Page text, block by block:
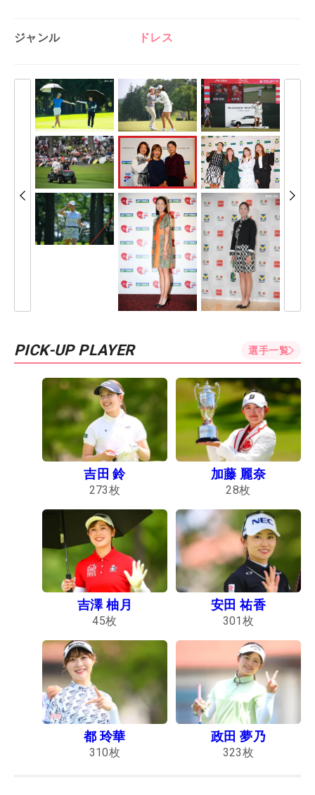
ジャンル ドレス
PICK-UP PLAYER 選手一覧
吉田 鈴
273枚
加藤 麗奈
28枚
吉澤 柚月
45枚
安田 祐香
301 枚
都 玲華
310枚
政田 夢乃
323枚